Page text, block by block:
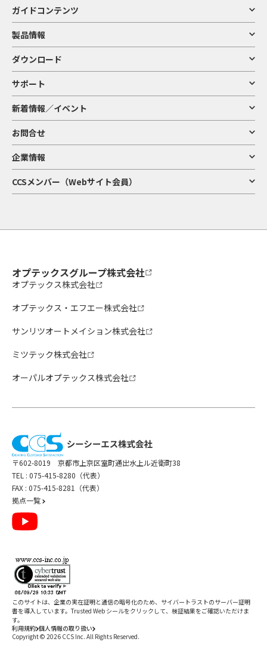
ガイドコンテンツ
製品情報
ダウンロード
サポート
新着情報／イベント
お問合せ
企業情報
CCSメンバー（Webサイト会員）
オプテックスグループ株式会社
オプテックス株式会社
オプテックス・エフエー株式会社
サンリツオートメイション株式会社
ミツテック株式会社
オーパルオプテックス株式会社
〒602-8019 京都市上京区室町通出水上ル近衛町38
TEL : 075-415-8280（代表）
FAX : 075-415-8281（代表）
拠点一覧
利用規約 個人情報の取り扱い
Copyright © 2026 CCS Inc. All Rights Reserved.
このサイトは、企業の実在証明と通信の暗号化のため、サイバートラストのサーバー証明
書を導入しています。Trusted Web シールをクリックして、検証結果をご確認いただけま
す。